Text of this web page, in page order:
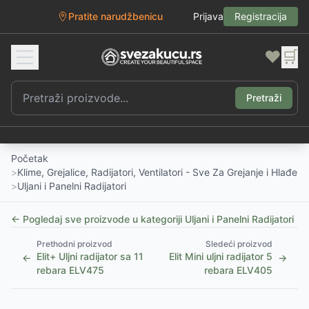
Pratite narudžbenicu Prijava Registracija
❤️ 🛒
Pretraži
Početak
>Klime, Grejalice, Radijatori, Ventilatori - Sve Za Grejanje i
>Uljani i Panelni Radijatori
← Pogledaj sve proizvode u kategoriji Uljani i Panelni Radijatori
←
Prethodni proizvod
Elit+ Uljni radijator sa 11
rebara ELV475
Sledeći proizvod
Elit Mini uljni radijator 5
rebara ELV405
→